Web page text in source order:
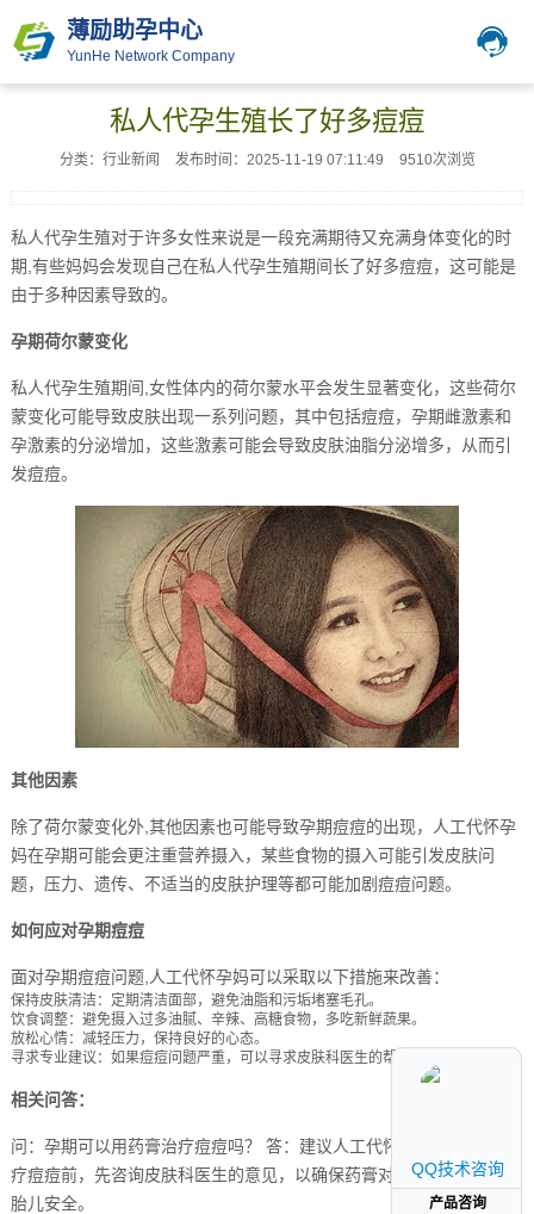
薄励助孕中心
YunHe Network Company
私人代孕生殖长了好多痘痘
分类：行业新闻 发布时间：2025-11-19 07:11:49 9510次浏览
私人代孕生殖对于许多女性来说是一段充满期待又充满身体变化的时
期,有些妈妈会发现自己在私人代孕生殖期间长了好多痘痘，这可能是
由于多种因素导致的。
孕期荷尔蒙变化
私人代孕生殖期间,女性体内的荷尔蒙水平会发生显著变化，这些荷尔
蒙变化可能导致皮肤出现一系列问题，其中包括痘痘，孕期雌激素和
孕激素的分泌增加，这些激素可能会导致皮肤油脂分泌增多，从而引
发痘痘。
其他因素
除了荷尔蒙变化外,其他因素也可能导致孕期痘痘的出现，人工代怀孕
妈在孕期可能会更注重营养摄入，某些食物的摄入可能引发皮肤问
题，压力、遗传、不适当的皮肤护理等都可能加剧痘痘问题。
如何应对孕期痘痘
面对孕期痘痘问题,人工代怀孕妈可以采取以下措施来改善：
保持皮肤清洁：定期清洁面部，避免油脂和污垢堵塞毛孔。
饮食调整：避免摄入过多油腻、辛辣、高糖食物，多吃新鲜蔬果。
放松心情：减轻压力，保持良好的心态。
寻求专业建议：如果痘痘问题严重，可以寻求皮肤科医生的帮助。
相关问答：
问：孕期可以用药膏治疗痘痘吗？ 答：建议人工代怀孕妈在用药膏治
疗痘痘前，先咨询皮肤科医生的意见，以确保药膏对人工代怀孕妈和
胎儿安全。
QQ技术咨询
产品咨询
QQ技术咨询
产品咨询